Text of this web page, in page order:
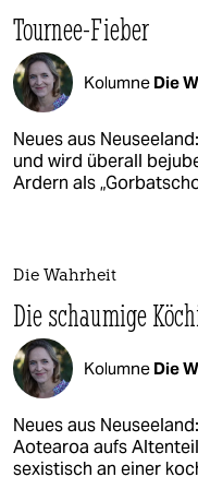
Tournee-Fieber
Kolumne Die
Neues aus
und wird überall
Ardern als
Die Wahrheit
Die schaumige
Kolumne Die
Neues aus
Aotearoa aufs
sexistisch an einer